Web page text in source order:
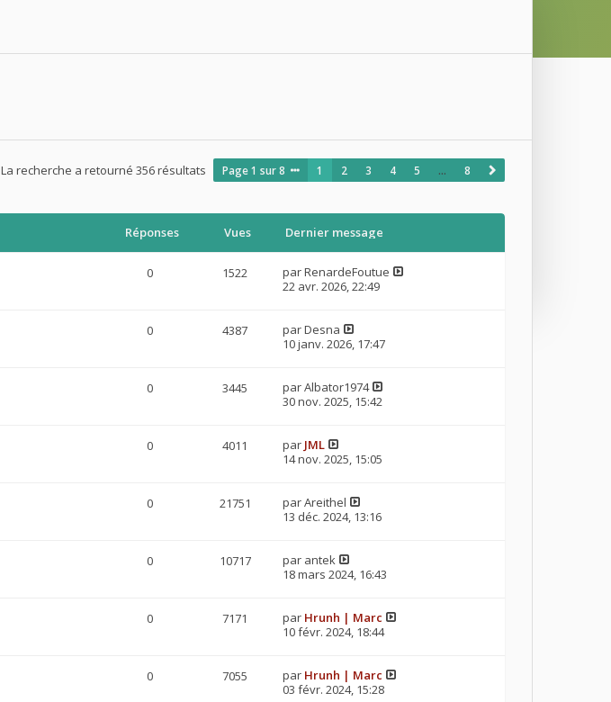
La recherche a retourné 356 résultats Page1 sur8 1 2 3 4 5 … 8
Réponses Vues Dernier message
0 1522 parRenardeFoutue
22 avr. 2026, 22:49
0 4387 parDesna
10 janv. 2026, 17:47
0 3445 parAlbator1974
30 nov. 2025, 15:42
0 4011 par JML
14 nov. 2025, 15:05
0 21751 parAreithel
13 déc. 2024, 13:16
0 10717 par antek
18 mars 2024, 16:43
0 7171 par Hrunh | Marc
10 févr. 2024, 18:44
0 7055 par Hrunh | Marc
03 févr. 2024, 15:28